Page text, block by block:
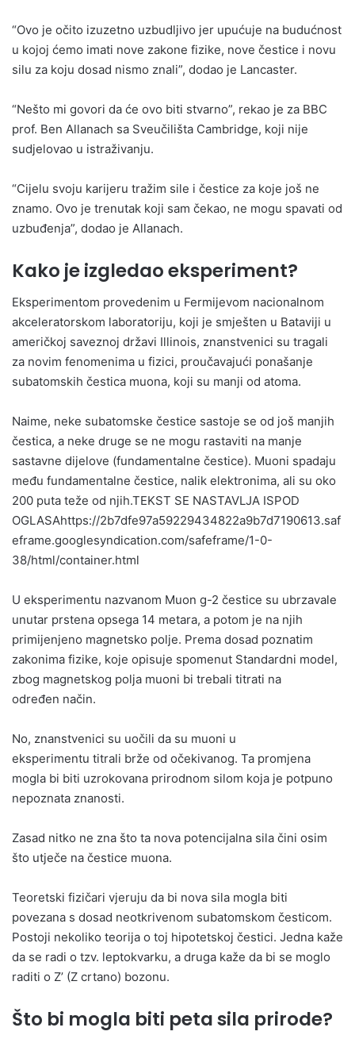
“Ovo je očito izuzetno uzbudljivo jer upućuje na budućnost
u kojoj ćemo imati nove zakone fizike, nove čestice i novu
silu za koju dosad nismo znali”, dodao je Lancaster.
“Nešto mi govori da će ovo biti stvarno”, rekao je za BBC
prof. Ben Allanach sa Sveučilišta Cambridge, koji nije
sudjelovao u istraživanju.
“Cijelu svoju karijeru tražim sile i čestice za koje još ne
znamo. Ovo je trenutak koji sam čekao, ne mogu spavati od
uzbuđenja”, dodao je Allanach.
Kako je izgledao eksperiment?
Eksperimentom provedenim u Fermijevom nacionalnom
akceleratorskom laboratoriju, koji je smješten u Bataviji u
američkoj saveznoj državi Illinois, znanstvenici su tragali
za novim fenomenima u fizici, proučavajući ponašanje
subatomskih čestica muona, koji su manji od atoma.
Naime, neke subatomske čestice sastoje se od još manjih
čestica, a neke druge se ne mogu rastaviti na manje
sastavne dijelove (fundamentalne čestice). Muoni spadaju
među fundamentalne čestice, nalik elektronima, ali su oko
200 puta teže od njih.TEKST SE NASTAVLJA ISPOD
OGLASAhttps://2b7dfe97a59229434822a9b7d7190613.saf
eframe.googlesyndication.com/safeframe/1-0-
38/html/container.html
U eksperimentu nazvanom Muon g-2 čestice su ubrzavale
unutar prstena opsega 14 metara, a potom je na njih
primijenjeno magnetsko polje. Prema dosad poznatim
zakonima fizike, koje opisuje spomenut Standardni model,
zbog magnetskog polja muoni bi trebali titrati na
određen način.
No, znanstvenici su uočili da su muoni u
eksperimentu titrali brže od očekivanog. Ta promjena
mogla bi biti uzrokovana prirodnom silom koja je potpuno
nepoznata znanosti.
Zasad nitko ne zna što ta nova potencijalna sila čini osim
što utječe na čestice muona.
Teoretski fizičari vjeruju da bi nova sila mogla biti
povezana s dosad neotkrivenom subatomskom česticom.
Postoji nekoliko teorija o toj hipotetskoj čestici. Jedna kaže
da se radi o tzv. leptokvarku, a druga kaže da bi se moglo
raditi o Z’ (Z crtano) bozonu.
Što bi mogla biti peta sila prirode?